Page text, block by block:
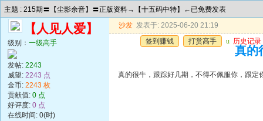
主题 : 215期〓【尘影余音】〓正版资料→【十五码中特】←已免费发表
【人见人爱】
级别： 一级高手
发帖: 2243
威望: 2243 点
金币: 2243 枚
贡献值: 0 点
好评度: 0 点
在线时间: 0(时)
沙发 发表于: 2025-06-20 21:19
签到赚钱
打赏高手 u 历史记录
真的
真的很牛，跟踪好几期，不得不佩服你，跟定